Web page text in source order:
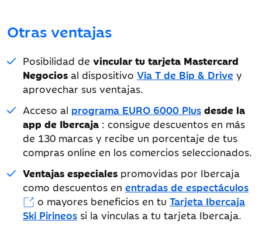
Otras ventajas
Posibilidad de vincular tu tarjeta Mastercard
Negocios al dispositivo Vía T de Bip & Drive y
aprovechar sus ventajas.
Acceso al programa EURO 6000 Plus desde la
app de Ibercaja : consigue descuentos en más
de 130 marcas y recibe un porcentaje de tus
compras online en los comercios seleccionados.
Ventajas especiales promovidas por Ibercaja
como descuentos en entradas de espectáculos
o mayores beneficios en tu Tarjeta Ibercaja
Ski Pirineos si la vinculas a tu tarjeta Ibercaja.